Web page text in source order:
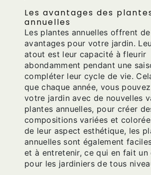
Les avantages des
annuelles
Les plantes annuelles offrent
avantages pour votre jardin.
atout est leur capacité à fleurir
abondamment pendant une
compléter leur cycle de vie.
que chaque année, vous
votre jardin avec de nouvelles
plantes annuelles, pour créer
compositions variées et
de leur aspect esthétique, les
annuelles sont également
et à entretenir, ce qui en fait un
pour les jardiniers de tous